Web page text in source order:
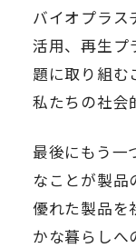
バイオプラス
活用、再生プ
題に取り組む
私たちの社会
最後にもう一
なことが製品
優れた製品を
かな暮らしへ